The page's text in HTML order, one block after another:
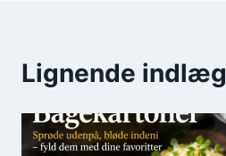
Lignende indlæg